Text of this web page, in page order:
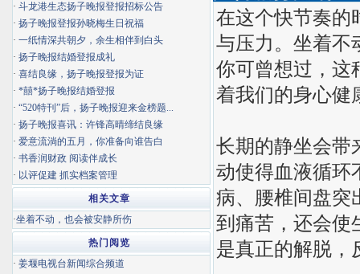
在这个快节奏的
与压力。坐着不
你可曾想过，这
着我们的身心健
长期的静坐会带
动使得血液循环
病、腰椎间盘突
到痛苦，还会使
是真正的解脱，
· 斗龙港生态扬子晚报登报招标公告
· 扬子晚报登报孙晓梅生日祝福
· 一纸情深共朝夕，余生相伴到白头
· 扬子晚报结婚登报成礼
· 喜结良缘，扬子晚报登报为证
· *囍*扬子晚报结婚登报
· “520特刊”后，扬子晚报迎来金榜题...
· 扬子晚报喜讯：许锋高晴缔结良缘
· 爱意流淌的五月，你准备向谁告白
· 书香润财政 阅读伴成长
· 以评促建 抓实档案管理
相关文章
·坐着不动，也会被安静所伤
热门阅览
· 姜堰电视台新闻综合频道